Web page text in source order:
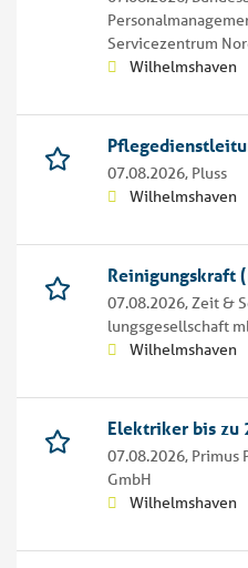
Servicezentrum
Wilhelmshaven
07.08.2026, Pluss
Wilhelmshaven
Reinigungskraft
07.08.2026,Zeit &
lungsgesellschaft
Wilhelmshaven
Elektriker bis
07.08.2026, Primus
GmbH
Wilhelmshaven